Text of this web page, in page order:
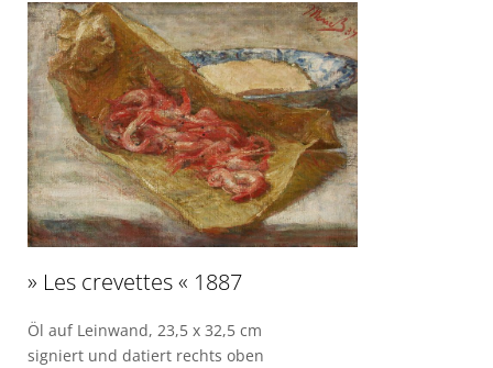
» Les crevettes « 1887
Öl auf Leinwand, 23,5 x 32,5 cm
signiert und datiert rechts oben